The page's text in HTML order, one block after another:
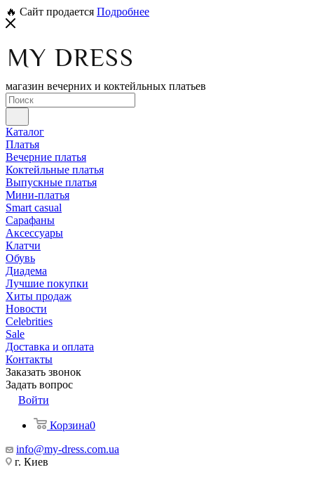
🔥 Сайт продается Подробнее
магазин вечерних и коктейльных платьев
Каталог
Платья
Вечерние платья
Коктейльные платья
Выпускные платья
Мини-платья
Smart casual
Сарафаны
Аксессуары
Клатчи
Обувь
Диадема
Лучшие покупки
Хиты продаж
Новости
Celebrities
Sale
Доставка и оплата
Контакты
Заказать звонок
Задать вопрос
Войти
Корзина0
info@my-dress.com.ua
г. Киев